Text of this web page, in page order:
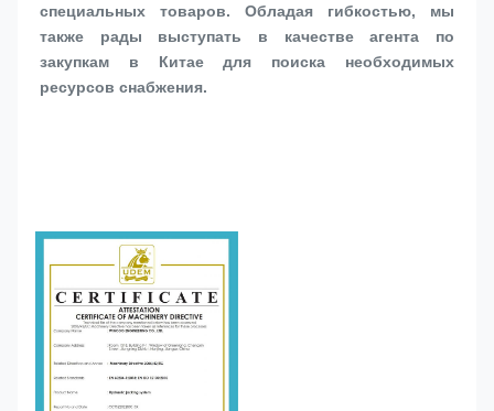
специальных товаров. Обладая гибкостью, мы
также рады выступать в качестве агента по
закупкам в Китае для поиска необходимых
ресурсов снабжения.